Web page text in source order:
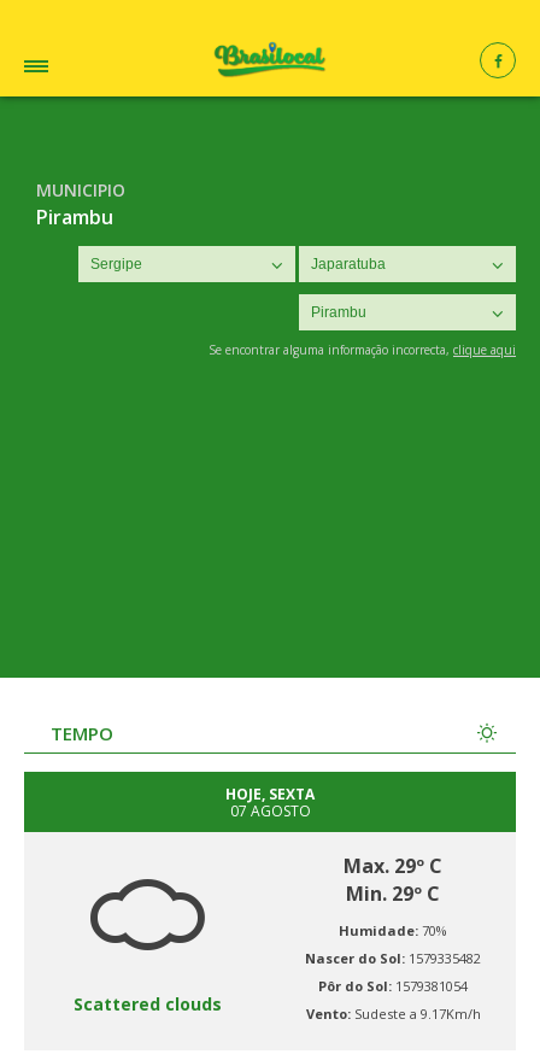
MUNICIPIO
Pirambu
Se encontrar alguma informação incorrecta, clique aqui
TEMPO
HOJE, SEXTA
07 AGOSTO
Scattered clouds
Max. 29º C
Min. 29º C
Humidade: 70%
Nascer do Sol: 1579335482
Pôr do Sol: 1579381054
Vento: Sudeste a 9.17Km/h